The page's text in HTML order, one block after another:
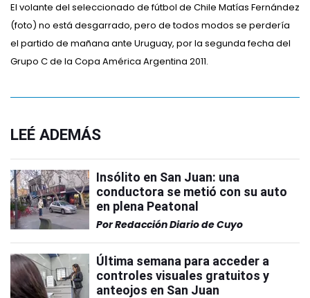
El volante del seleccionado de fútbol de Chile Matías Fernández
(foto) no está desgarrado, pero de todos modos se perdería
el partido de mañana ante Uruguay, por la segunda fecha del
Grupo C de la Copa América Argentina 2011.
LEÉ ADEMÁS
Insólito en San Juan: una
conductora se metió con su auto
en plena Peatonal
PorRedacción Diario de Cuyo
Última semana para acceder a
controles visuales gratuitos y
anteojos en San Juan